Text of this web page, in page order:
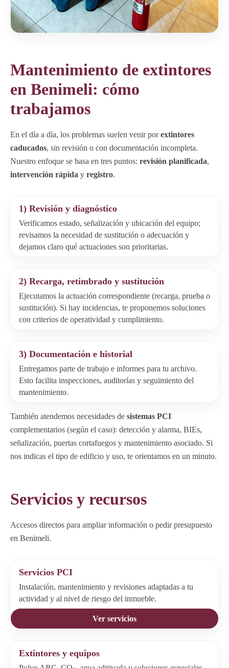
Mantenimiento de extintores
en Benimeli: cómo
trabajamos
En el día a día, los problemas suelen venir porextintores
caducados, sin revisión o con documentación incompleta.
Nuestro enfoque se basa en tres puntos: revisión planificada,
intervención rápida y registro.
1) Revisión y diagnóstico
Verificamos estado, señalización y ubicación del equipo;
revisamos la necesidad de sustitución o adecuación y
dejamos claro qué actuaciones son prioritarias.
2) Recarga, retimbrado y sustitución
Ejecutamos la actuación correspondiente (recarga, prueba o
sustitución). Si hay incidencias, te proponemos soluciones
con criterios de operatividad y cumplimiento.
3) Documentación e historial
Entregamos parte de trabajo e informes para tu archivo.
Esto facilita inspecciones, auditorías y seguimiento del
mantenimiento.
También atendemos necesidades de sistemas PCI
complementarios (según el caso): detección y alarma, BIEs,
señalización, puertas cortafuegos y mantenimiento asociado. Si
nos indicas el tipo de edificio y uso, te orientamos en un minuto.
Servicios y recursos
Accesos directos para ampliar información o pedir presupuesto
en Benimeli.
Servicios PCI
Instalación, mantenimiento y revisiones adaptadas a tu
actividad y al nivel de riesgo del inmueble.
Ver servicios
Extintores y equipos